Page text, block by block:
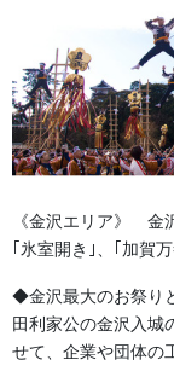
なサイズになりま
Mサイズは小学校
年生が対象として
１年～２年生の小
です。
ご注文をいただい
ります。
生地見本は豊富に
希望の打合せとな
《金沢エリア》 金
｢氷室開き｣、｢加賀
◆金沢最大のお祭り
田利家公の金沢入城
せて、企業や団体の